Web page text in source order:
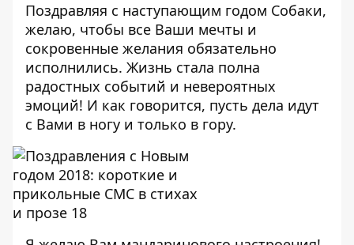
Поздравляя с наступающим годом Собаки,
желаю, чтобы все Ваши мечты и
сокровенные желания обязательно
исполнились. Жизнь стала полна
радостных событий и невероятных
эмоций! И как говорится, пусть дела идут
с Вами в ногу и только в гору.